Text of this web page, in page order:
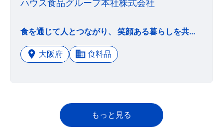
ハウス食品グループ本社株式会社
食を通じて人とつながり、 笑顔ある暮らしを共につくる グッドパートナーをめざします。
大阪府
食料品
もっと見る